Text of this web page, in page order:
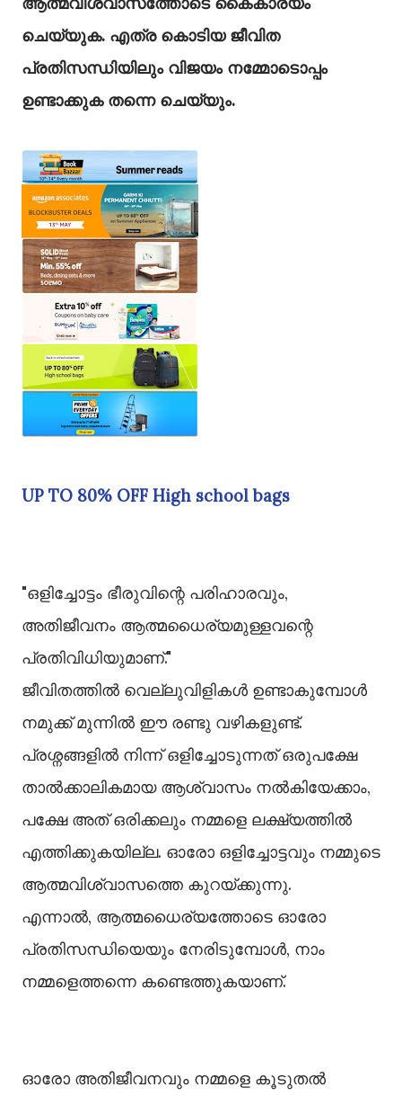
ചെയ്യുക. എത്ര കൊടിയ ജീവിത
പ്രതിസന്ധിയിലും വിജയം നമ്മോടൊപ്പം
ഉണ്ടാക്കുക തന്നെ ചെയ്യും.
UP TO 80% OFF High school bags
"ഒളിച്ചോട്ടം ഭീരുവിന്റെ പരിഹാരവും,
അതിജീവനം ആത്മധൈര്യമുള്ളവന്റെ
പ്രതിവിധിയുമാണ്."
ജീവിതത്തിൽ വെല്ലുവിളികൾ ഉണ്ടാകുമ്പോൾ
നമുക്ക് മുന്നിൽ ഈ രണ്ടു വഴികളുണ്ട്.
പ്രശ്നങ്ങളിൽ നിന്ന് ഒളിച്ചോടുന്നത് ഒരുപക്ഷേ
താൽക്കാലികമായ ആശ്വാസം നൽകിയേക്കാം,
പക്ഷേ അത് ഒരിക്കലും നമ്മളെ ലക്ഷ്യത്തിൽ
എത്തിക്കുകയില്ല. ഓരോ ഒളിച്ചോട്ടവും നമ്മുടെ
ആത്മവിശ്വാസത്തെ കുറയ്ക്കുന്നു.
എന്നാൽ, ആത്മധൈര്യത്തോടെ ഓരോ
പ്രതിസന്ധിയെയും നേരിടുമ്പോൾ, നാം
നമ്മളെത്തന്നെ കണ്ടെത്തുകയാണ്.
ഓരോ അതിജീവനവും നമ്മളെ കൂടുതൽ